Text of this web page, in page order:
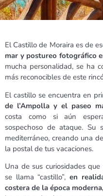
El Castillo de Moraira es de
mar y postureo fotográfico
mucha personalidad, se ha
más reconocibles de este
El castillo se encuentra en
de l’Ampolla y el paseo
costa como si aún
sospechoso de ataque.
mediterráneo, creando una
la postal de tus vacaciones.
Una de sus curiosidades
se llama “castillo”, en
costera de la época moderna,